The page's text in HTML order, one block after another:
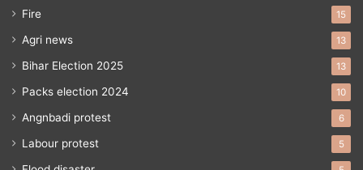
Fire 15
Agri news 13
Bihar Election 2025 13
Packs election 2024 10
Angnbadi protest 6
Labour protest 5